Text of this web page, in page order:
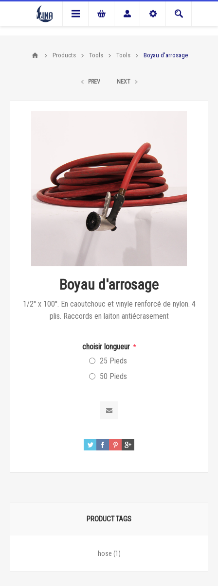
Products Tools Tools Boyau d'arrosage
PREV NEXT
Boyau d'arrosage
1/2'' x 100''. En caoutchouc et vinyle renforcé de nylon. 4
plis. Raccords en laiton antiécrasement
choisir longueur *
25 Pieds
50 Pieds
PRODUCT TAGS
hose (1)